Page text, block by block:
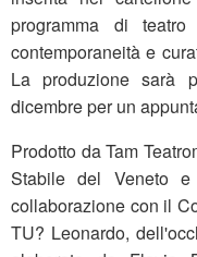
programma di
contemporaneità e
La produzione sarà
dicembre per un
Prodotto da Tam
Stabile del Veneto e
collaborazione con il
TU? Leonardo,